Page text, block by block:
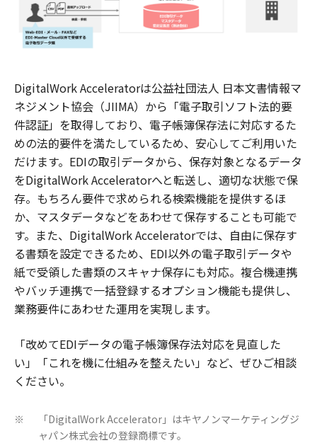
DigitalWork Acceleratorは公益社団法人 日本文書情報マ
ネジメント協会（JIIMA）から「電子取引ソフト法的要
件認証」を取得しており、電子帳簿保存法に対応するた
めの法的要件を満たしているため、安心してご利用いた
だけます。EDIの取引データから、保存対象となるデータ
をDigitalWork Acceleratorへと転送し、適切な状態で保
存。もちろん要件で求められる検索機能を提供するほ
か、マスタデータなどをあわせて保存することも可能で
す。また、DigitalWork Acceleratorでは、自由に保存す
る書類を設定できるため、EDI以外の電子取引データや
紙で受領した書類のスキャナ保存にも対応。複合機連携
やバッチ連携で一括登録するオプション機能も提供し、
業務要件にあわせた運用を実現します。
「改めてEDIデータの電子帳簿保存法対応を見直した
い」「これを機に仕組みを整えたい」など、ぜひご相談
ください。
※
「DigitalWork Accelerator」はキヤノンマーケティングジ
ャパン株式会社の登録商標です。